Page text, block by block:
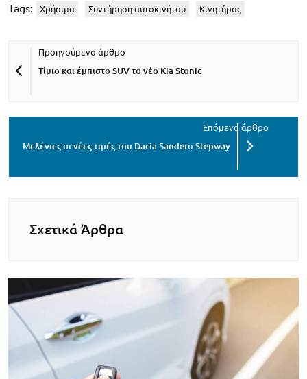
Tags: Χρήσιμα Συντήρηση αυτοκινήτου Κινητήρας
Τίμιο και έμπιστο SUV το νέο Kia Stonic
Μελένιες οι νέες τιμές του Dacia Sandero Stepway
Σχετικά Άρθρα